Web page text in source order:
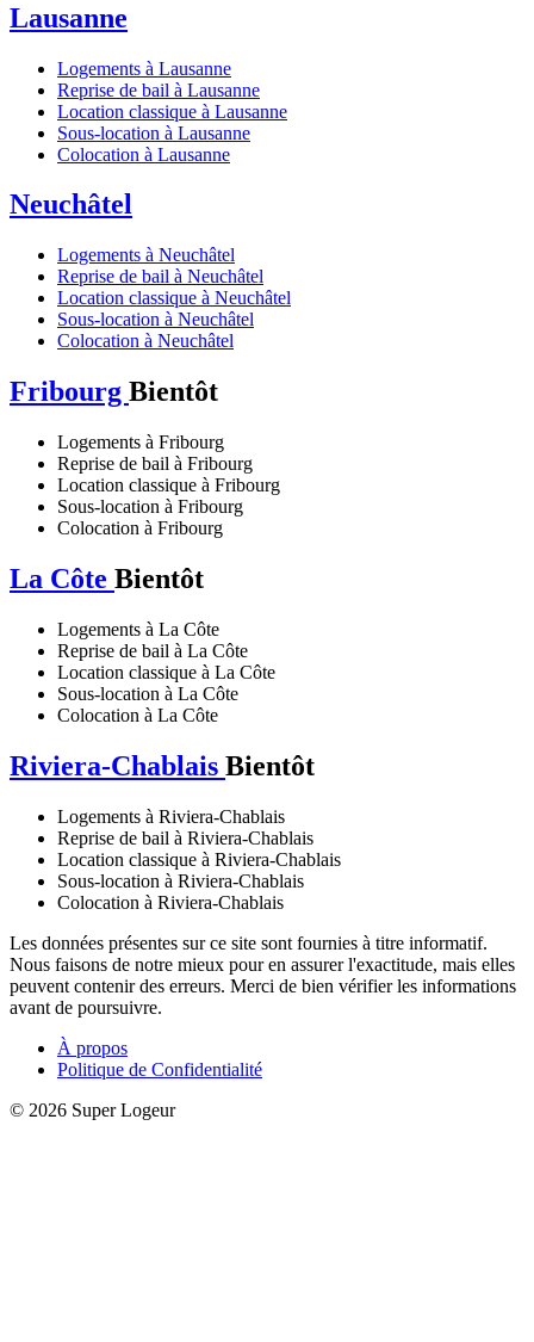
Lausanne
Logements à Lausanne
Reprise de bail à Lausanne
Location classique à Lausanne
Sous-location à Lausanne
Colocation à Lausanne
Neuchâtel
Logements à Neuchâtel
Reprise de bail à Neuchâtel
Location classique à Neuchâtel
Sous-location à Neuchâtel
Colocation à Neuchâtel
Fribourg Bientôt
Logements à Fribourg
Reprise de bail à Fribourg
Location classique à Fribourg
Sous-location à Fribourg
Colocation à Fribourg
La Côte Bientôt
Logements à La Côte
Reprise de bail à La Côte
Location classique à La Côte
Sous-location à La Côte
Colocation à La Côte
Riviera-Chablais Bientôt
Logements à Riviera-Chablais
Reprise de bail à Riviera-Chablais
Location classique à Riviera-Chablais
Sous-location à Riviera-Chablais
Colocation à Riviera-Chablais
Les données présentes sur ce site sont fournies à titre informatif.
Nous faisons de notre mieux pour en assurer l'exactitude, mais elles
peuvent contenir des erreurs. Merci de bien vérifier les informations
avant de poursuivre.
À propos
Politique de Confidentialité
© 2026 Super Logeur